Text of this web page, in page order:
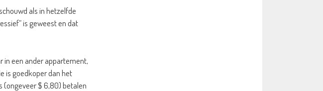
als in hetzelfde
is geweest en dat
in een ander appartement,
is goedkoper dan het
(ongeveer $ 6,80) betalen